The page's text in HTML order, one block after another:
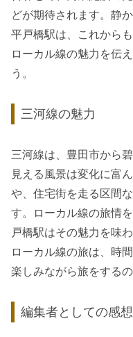
どが期待されます。静
平戸橋駅は、これから
ローカル線の魅力を伝
う。
三河線の魅力
三河線は、豊田市から
見える風景は変化に富
や、住宅街を走る区間
す。ローカル線の旅情
戸橋駅はその魅力を味
ローカル線の旅は、時
楽しみながら旅をする
編集者としての感想